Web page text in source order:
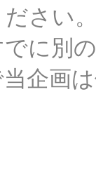
さい
に別
企画